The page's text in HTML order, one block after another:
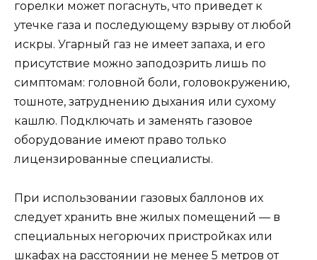
горелки может погаснуть, что приведет к
утечке газа и последующему взрыву от любой
искры. Угарный газ не имеет запаха, и его
присутствие можно заподозрить лишь по
симптомам: головной боли, головокружению,
тошноте, затруднению дыхания или сухому
кашлю. Подключать и заменять газовое
оборудование имеют право только
лицензированные специалисты.
При использовании газовых баллонов их
следует хранить вне жилых помещений — в
специальных негорючих пристройках или
шкафах на расстоянии не менее 5 метров от